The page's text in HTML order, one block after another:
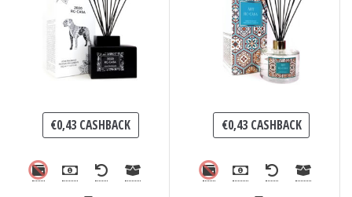
€0,43 CASHBACK €0,43CASHBACK